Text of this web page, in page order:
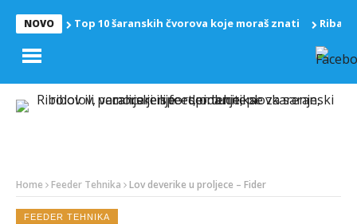
NOVO Top 10 šaranskih čvorova koje moraš znati Riba
Home Feeder Tehnika Lov deverike u proljece – Fider
FEEDER TEHNIKA